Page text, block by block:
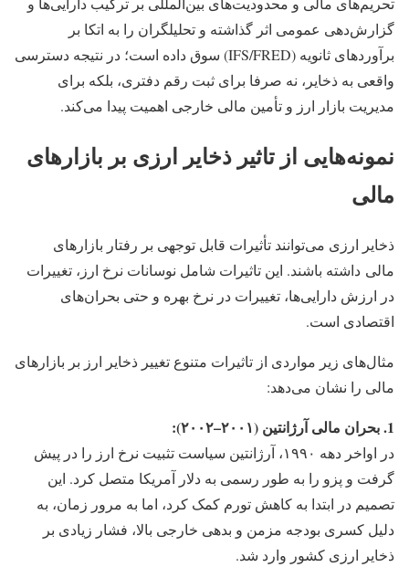
گزارش‌دهی عمومی اثر گذاشته و تحلیلگران را به اتکا بر
برآوردهای ثانویه (IFS/FRED) سوق داده است؛ در نتیجه دسترسی
واقعی به ذخایر، نه صرفا برای ثبت رقم دفتری، بلکه برای
مدیریت بازار ارز و تأمین مالی خارجی اهمیت پیدا می‌کند.
نمونه‌هایی از تاثیر ذخایر ارزی بر بازارهای
مالی
ذخایر ارزی می‌توانند تأثیرات قابل توجهی بر رفتار بازارهای
مالی داشته باشند. این تاثیرات شامل نوسانات نرخ ارز، تغییرات
در ارزش دارایی‌ها، تغییرات در نرخ بهره و حتی بحران‌های
اقتصادی است.
مثال‌های زیر مواردی از تاثیرات متنوع تغییر ذخایر ارز بر بازارهای
مالی را نشان می‌دهد:
1. بحران مالی آرژانتین (۲۰۰۱–۲۰۰۲):
در اواخر دهه ۱۹۹۰، آرژانتین سیاست تثبیت نرخ ارز را در پیش
گرفت و پزو را به طور رسمی به دلار آمریکا متصل کرد. این
تصمیم در ابتدا به کاهش تورم کمک کرد، اما به مرور زمان، به
دلیل کسری بودجه مزمن و بدهی خارجی بالا، فشار زیادی بر
ذخایر ارزی کشور وارد شد.